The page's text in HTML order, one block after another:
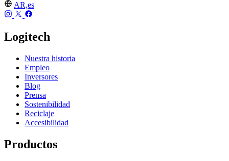
AR,es
Logitech
Nuestra historia
Empleo
Inversores
Blog
Prensa
Sostenibilidad
Reciclaje
Accesibilidad
Productos